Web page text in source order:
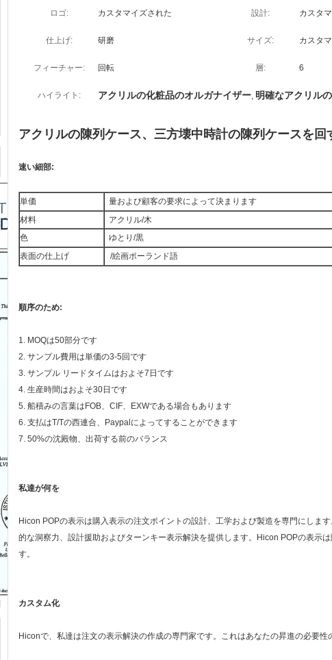
ロゴ: カスタマイズされた 設計: カスタ
仕上げ: 研磨 サイズ: カスタ
フィーチャー: 回転 層: 6
ハイライト: アクリルの化粧品のオルガナイザー, 明確なアクリル
アクリルの陳列ケース、三方壊中時計の陳列ケースを回
速い細部:
単価
量および顧客の要求によって決まります
材料
アクリル/木
色
ゆとり/黒
表面の仕上げ
/絵画ポーランド語
順序のため:
1. MOQは50部分です
2. サンプル費用は単価の3-5回です
3. サンプル リードタイムはおよそ7日です
4. 生産時間はおよそ30日です
5. 船積みの言葉はFOB、CIF、EXWである場合もあります
6. 支払はT/Tの西連合、Paypalによってすることができます
7. 50%の沈殿物、出荷する前のバランス
私達が何を
Hicon POPの表示は購入表示の注文ポイントの設計、工学および製造を専門にしま
的な洞察力、設計援助およびターンキー表示解決を提供します。Hicon POPの表示
す。
カスタム化
Hiconで、私達は注文の表示解決の作成の専門家です。これはあなたの昇進の必要